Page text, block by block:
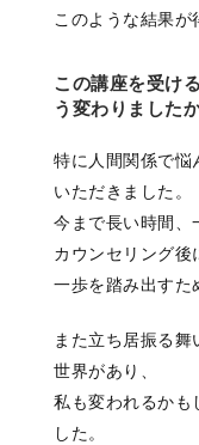
このような結果が
この講座を受け
う変わりました
特に人間関係で悩
いただきました。
今まで長い時間、
カウンセリング後
一歩を踏み出すた
また立ち居振る
世界があり、
私も変われるかも
した。